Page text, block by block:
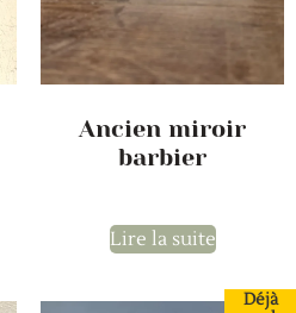
Ancien miroir
barbier
Lire la suite
Déjà